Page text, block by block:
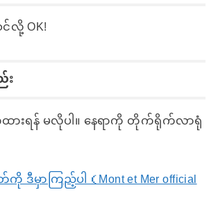
OK!
း
ားရန် မလိုပါ။ နေရာကို တိုက်ရိုက်လာရုံ
ဒီမှာကြည့်ပါ（Mont et Mer official